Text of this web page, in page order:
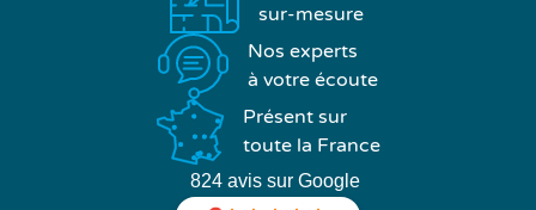
sur-mesure
Nos experts
à votre écoute
Présent sur
toute la France
824 avis sur Google